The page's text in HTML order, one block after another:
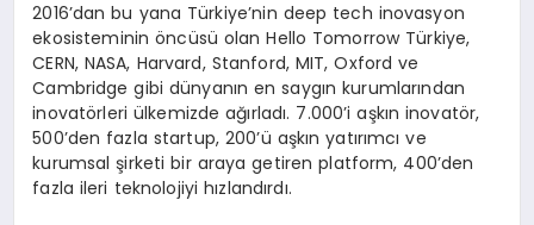
2016’dan bu yana Türkiye’nin deep tech inovasyon
ekosisteminin öncüsü olan Hello Tomorrow Türkiye,
CERN, NASA, Harvard, Stanford, MIT, Oxford ve
Cambridge gibi dünyanın en saygın kurumlarından
inovatörleri ülkemizde ağırladı. 7.000’i aşkın inovatör,
500’den fazla startup, 200’ü aşkın yatırımcı ve
kurumsal şirketi bir araya getiren platform, 400’den
fazla ileri teknolojiyi hızlandırdı.